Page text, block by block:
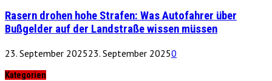
Rasern drohen hohe Strafen: Was Autofahrer über
Bußgelder auf der Landstraße wissen müssen
23. September 202523. September 20250
Kategorien